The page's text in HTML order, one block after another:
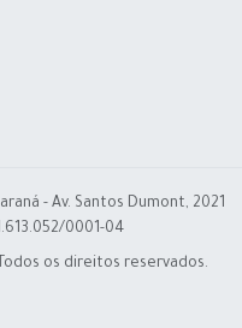
- Av. Santos Dumont, 2021
0001-04
os direitos reservados.